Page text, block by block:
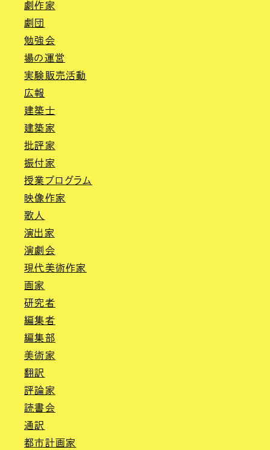
劇作家
劇団
勉強会
場の運営
実験販売活動
広報
建築士
建築家
批評家
振付家
授業プログラム
映像作家
歌人
演出家
演劇会
現代美術作家
画家
研究者
編集者
編集部
美術家
翻訳
評論家
読書会
通訳
都市計画家